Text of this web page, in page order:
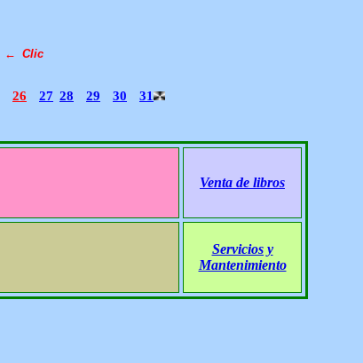
← Clic
26 27 28 29 30 31
Venta de libros
Servicios y
Mantenimiento